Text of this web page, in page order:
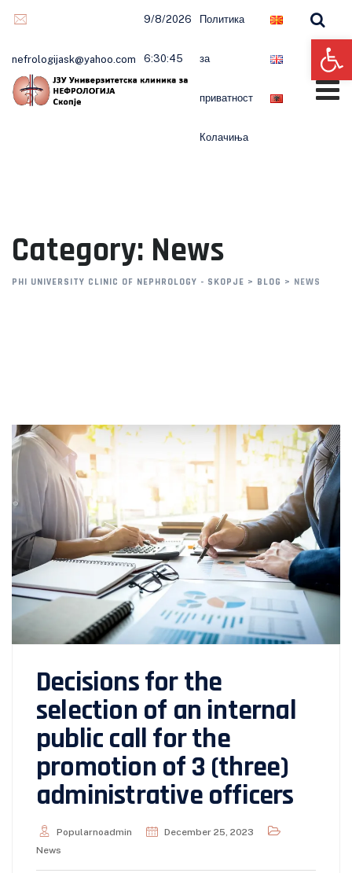
nefrologijask@yahoo.com
9/8/2026
6:30:46
Политика
за
приватност
Колачиња
Category: News
PHI UNIVERSITY CLINIC OF NEPHROLOGY - SKOPJE > BLOG > NEWS
Decisions for the
selection of an internal
public call for the
promotion of 3 (three)
administrative officers
Popularnoadmin
December 25, 2023
News